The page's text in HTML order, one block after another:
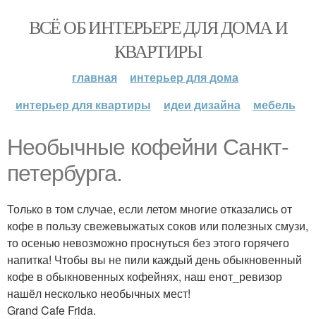
ВСЁ ОБ ИНТЕРЬЕРЕ ДЛЯ ДОМА И
КВАРТИРЫ
главная
интерьер для дома
интерьер для квартиры
идеи дизайна мебель
Необычные кофейни Санкт-
петербурга.
Только в том случае, если летом многие отказались от
кофе в пользу свежевыжатых соков или полезных смузи,
то осенью невозможно проснуться без этого горячего
напитка! Чтобы вы не пили каждый день обыкновенный
кофе в обыкновенных кофейнях, наш енот_ревизор
нашёл несколько необычных мест!
Grand Cafe Frida.